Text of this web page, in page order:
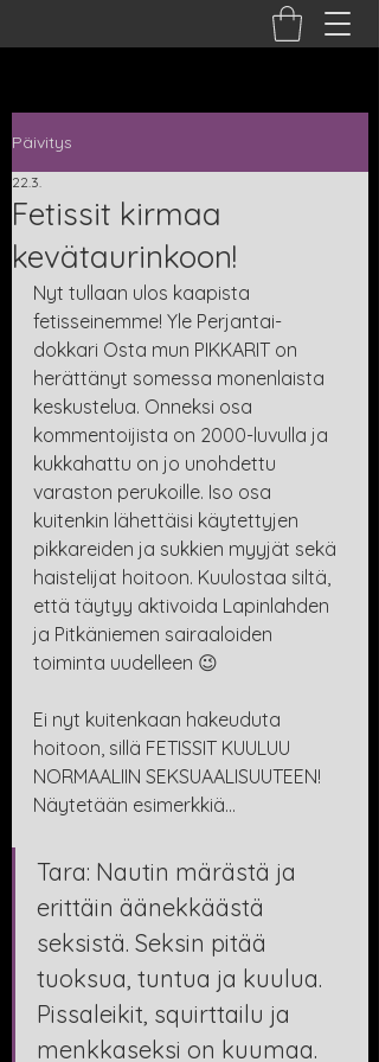
Päivitys
Fetissit kirmaa
kevätaurinkoon!
22.3.
Nyt tullaan ulos kaapista
fetisseinemme! Yle Perjantai-
dokkari Osta mun PIKKARIT on
herättänyt somessa monenlaista
keskustelua. Onneksi osa
kommentoijista on 2000-luvulla ja
kukkahattu on jo unohdettu
varaston perukoille. Iso osa
kuitenkin lähettäisi käytettyjen
pikkareiden ja sukkien myyjät sekä
haistelijat hoitoon. Kuulostaa siltä,
että täytyy aktivoida Lapinlahden
ja Pitkäniemen sairaaloiden
toiminta uudelleen 😉
Ei nyt kuitenkaan hakeuduta
hoitoon, sillä FETISSIT KUULUU
NORMAALIIN SEKSUAALISUUTEEN!
Näytetään esimerkkiä…
Tara: Nautin märästä ja
erittäin äänekkäästä
seksistä. Seksin pitää
tuoksua, tuntua ja kuulua.
Pissaleikit, squirttailu ja
menkkaseksi on kuumaa.